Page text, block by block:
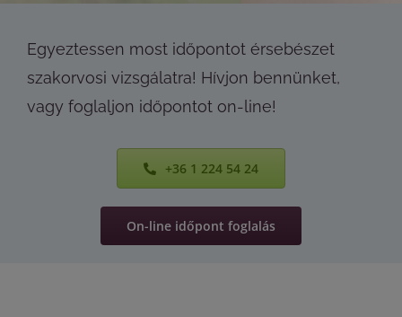
Egyeztessen most időpontot érsebészet
szakorvosi vizsgálatra! Hívjon bennünket,
vagy foglaljon időpontot on-line!
+36 1 224 54 24
On-line időpont foglalás